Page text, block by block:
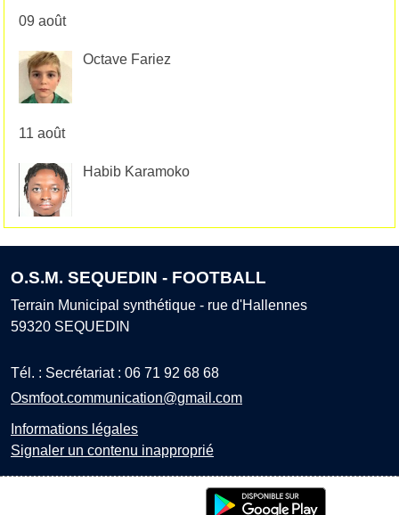
09 août
Octave Fariez
11 août
Habib Karamoko
O.S.M. SEQUEDIN - FOOTBALL
Terrain Municipal synthétique - rue d'Hallennes
59320 SEQUEDIN
Tél. : Secrétariat : 06 71 92 68 68
Osmfoot.communication@gmail.com
Informations légales
Signaler un contenu inapproprié